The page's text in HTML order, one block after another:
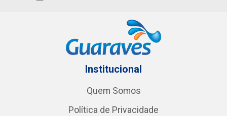
Institucional
Quem Somos
Política de Privacidade